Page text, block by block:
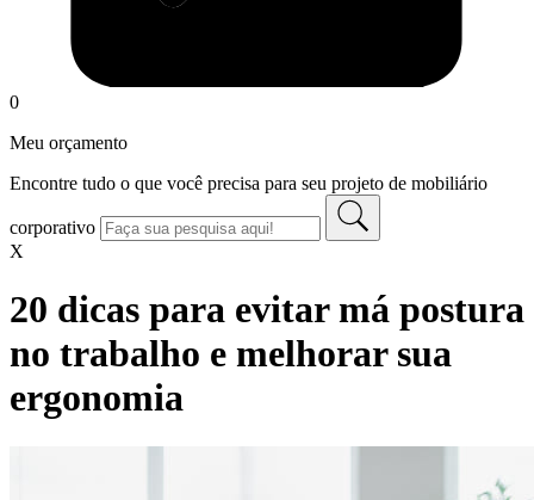
0
Meu orçamento
Encontre tudo o que você precisa para seu projeto de mobiliário
corporativo
X
20 dicas para evitar má postura
no trabalho e melhorar sua
ergonomia